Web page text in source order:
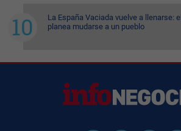
La España Vaciada vuelve a llenarse:
planea mudarse a un pueblo